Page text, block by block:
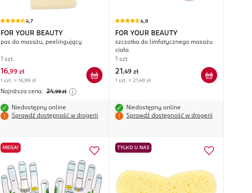
4,7
FOR YOUR BEAUTY
pas do masażu, peelingujący
1 szt.
16,99 zł
1 szt. = 16,99 zł
Najniższa cena: 24,99 zł
Niedostępny online
Sprawdź dostępność w drogerii
4,8
FOR YOUR BEAUTY
szczotka do limfatycznego masażu
ciała
1 szt.
21 ,49 zł
1 szt. = 21,49 zł
Niedostępny online
Sprawdź dostępność w drogerii
MEGA! TYLKO U NAS